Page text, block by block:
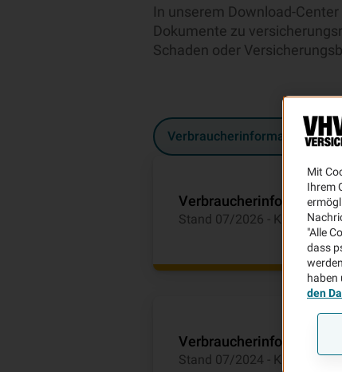
In unserem Download-
Dokumente zu
Schaden oder
Verbraucherinformationen
Verbraucherinformation
Stand 07/2026 - KN0726 PC
Verbraucherinformation
Stand 07/2024 - KN0724 PC
Mit
Ihrem
"Alle
dass
haben
den